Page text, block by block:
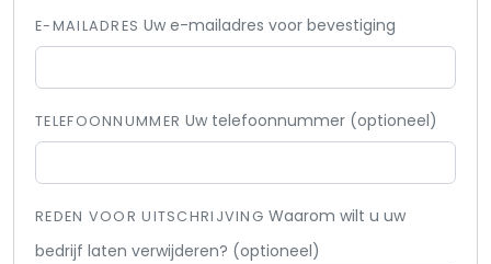
E-MAILADRES Uw e-mailadres voor bevestiging
TELEFOONNUMMER Uw telefoonnummer (optioneel)
REDEN VOOR UITSCHRIJVING Waarom wilt u uw
bedrijf laten verwijderen? (optioneel)